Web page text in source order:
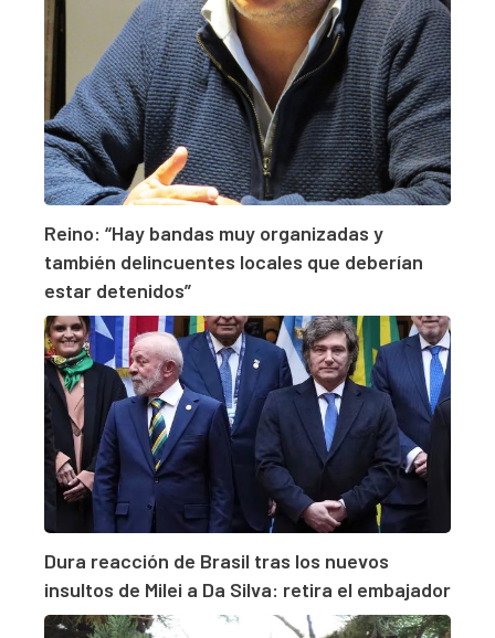
Reino: “Hay bandas muy organizadas y
también delincuentes locales que deberían
estar detenidos”
Dura reacción de Brasil tras los nuevos
insultos de Milei a Da Silva: retira el embajador